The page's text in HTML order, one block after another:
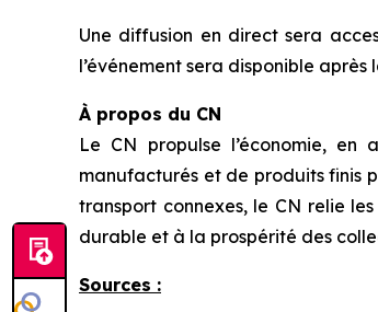
Une diffusion en direct sera
l’événement sera disponible après
À propos du CN
Le CN propulse l’économie,
manufacturés et de produits finis
transport connexes, le CN relie
durable et à la prospérité des
Sources :